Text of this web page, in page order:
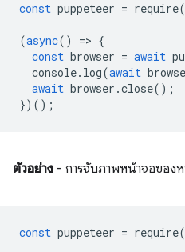
const puppeteer = require(
(async() => {
const browser = await
console. log(await
await browser .close();
})();
ตัวอย่าง - การจับภาพหน้าจอของห
const puppeteer = require(